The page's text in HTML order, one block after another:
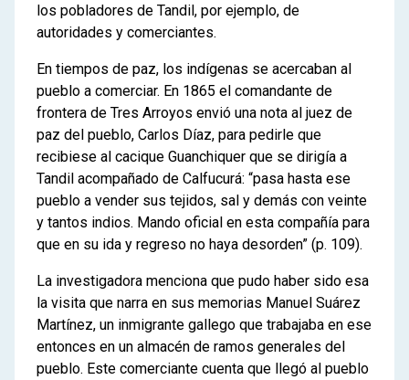
los pobladores de Tandil, por ejemplo, de
autoridades y comerciantes.
En tiempos de paz, los indígenas se acercaban al
pueblo a comerciar. En 1865 el comandante de
frontera de Tres Arroyos envió una nota al juez de
paz del pueblo, Carlos Díaz, para pedirle que
recibiese al cacique Guanchiquer que se dirigía a
Tandil acompañado de Calfucurá: “pasa hasta ese
pueblo a vender sus tejidos, sal y demás con veinte
y tantos indios. Mando oficial en esta compañía para
que en su ida y regreso no haya desorden” (p. 109).
La investigadora menciona que pudo haber sido esa
la visita que narra en sus memorias Manuel Suárez
Martínez, un inmigrante gallego que trabajaba en ese
entonces en un almacén de ramos generales del
pueblo. Este comerciante cuenta que llegó al pueblo